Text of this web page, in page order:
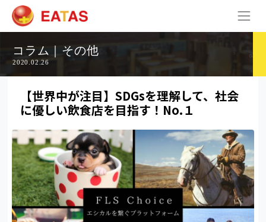
コラム｜その他
2020.02.26
【世界中が注目】SDGsを理解して、社会
に優しい飲食店を目指す！No.１